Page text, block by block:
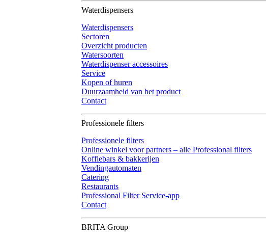
Waterdispensers
Waterdispensers
Sectoren
Overzicht producten
Watersoorten
Waterdispenser accessoires
Service
Kopen of huren
Duurzaamheid van het product
Contact
Professionele filters
Professionele filters
Online winkel voor partners – alle Professional filters
Koffiebars & bakkerijen
Vendingautomaten
Catering
Restaurants
Professional Filter Service-app
Contact
BRITA Group